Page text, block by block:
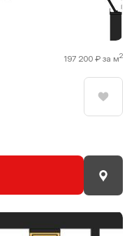
197 200 ₽ за м2